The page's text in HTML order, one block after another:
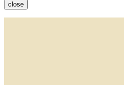
close